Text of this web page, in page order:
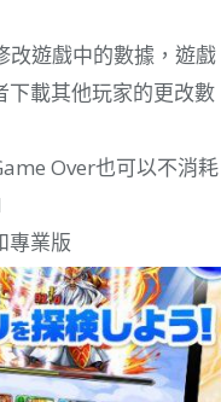
改遊戲中的數據，遊戲
下載其他玩家的更改數
Over也可以不消耗
專業版